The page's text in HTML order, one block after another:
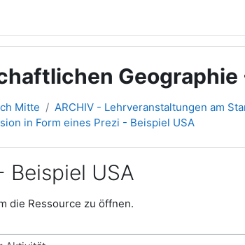
Geographie
Mitte ARCHIV - Lehrveranstaltungen am
in Form eines Prezi - Beispiel USA
Beispiel USA
die Ressource zu öffnen.